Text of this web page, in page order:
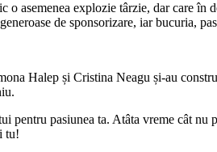
o asemenea explozie târzie, dar care
de sponsorizare, iar bucuria,
Halep și Cristina Neagu și-au
pentru pasiunea ta. Atâta vreme cât
tu!